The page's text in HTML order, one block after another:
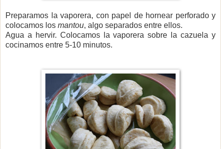
Preparamos la vaporera, con papel de hornear perforado y
colocamos los mantou, algo separados entre ellos.
Agua a hervir. Colocamos la vaporera sobre la cazuela y
cocinamos entre 5-10 minutos.